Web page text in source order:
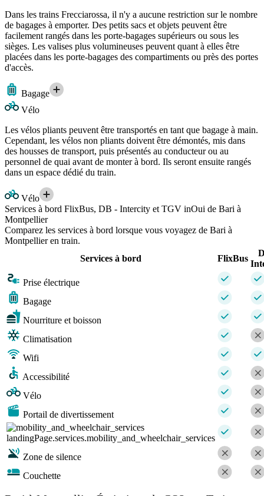
Dans les trains Frecciarossa, il n'y a aucune restriction sur le nombre
de bagages à emporter. Des petits sacs et objets peuvent être
facilement rangés dans les porte-bagages supérieurs ou sous les
sièges. Les valises plus volumineuses peuvent quant à elles être
placées dans les porte-bagages des compartiments ou près des portes
d'accès.
Bagage
Vélo
Les vélos pliants peuvent être transportés en tant que bagage à main.
Cependant, les vélos non pliants doivent être démontés, mis dans
des housses de transport, puis présentés au conducteur ou au
personnel de quai avant de monter à bord. Ils seront ensuite rangés
dans un espace dédié du train.
Vélo
Services à bord FlixBus, DB - Intercity et TGV inOui de Bari à
Montpellier
Comparez les services à bord lorsque vous voyagez de Bari à
Montpellier en train.
Services à bord
FlixBus
Prise électrique
Bagage
Nourriture et boisson
Climatisation
Wifi
Accessibilité
Vélo
Portail de divertissement
landingPage.services.mobility_and_wheelchair_services
Zone de silence
Couchette